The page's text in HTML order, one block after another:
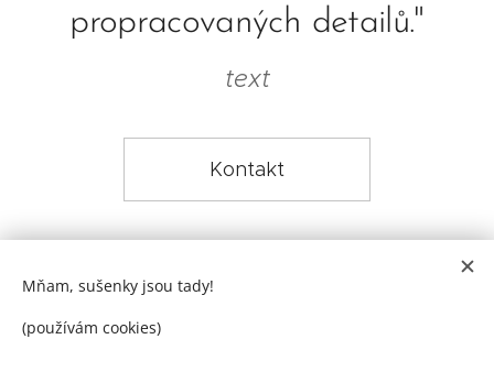
propracovaných detailů."
text
Kontakt
Mňam, sušenky jsou tady!
(používám cookies)